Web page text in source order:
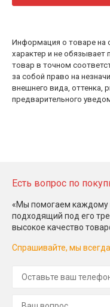
Информация о товаре на
характер и не обязывает
товар в точном
за собой право на
внешнего вида, оттенка,
предварительного
Есть вопрос по
«Мы помогаем каждому
подходящий под его
высокое качество
Спрашивайте, мы